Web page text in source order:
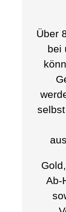
Über
bei
Ab-